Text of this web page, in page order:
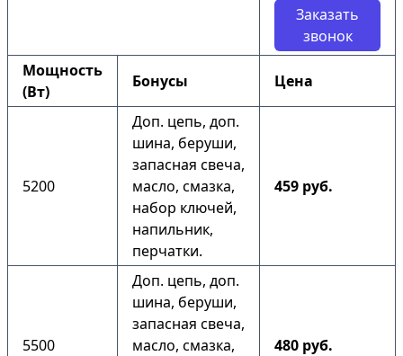
Заказать
звонок
Мощность
(Вт)
Бонусы Цена
5200
Доп. цепь, доп.
шина, беруши,
запасная свеча,
масло, смазка,
набор ключей,
напильник,
перчатки.
459 руб.
5500
Доп. цепь, доп.
шина, беруши,
запасная свеча,
масло, смазка,
480 руб.